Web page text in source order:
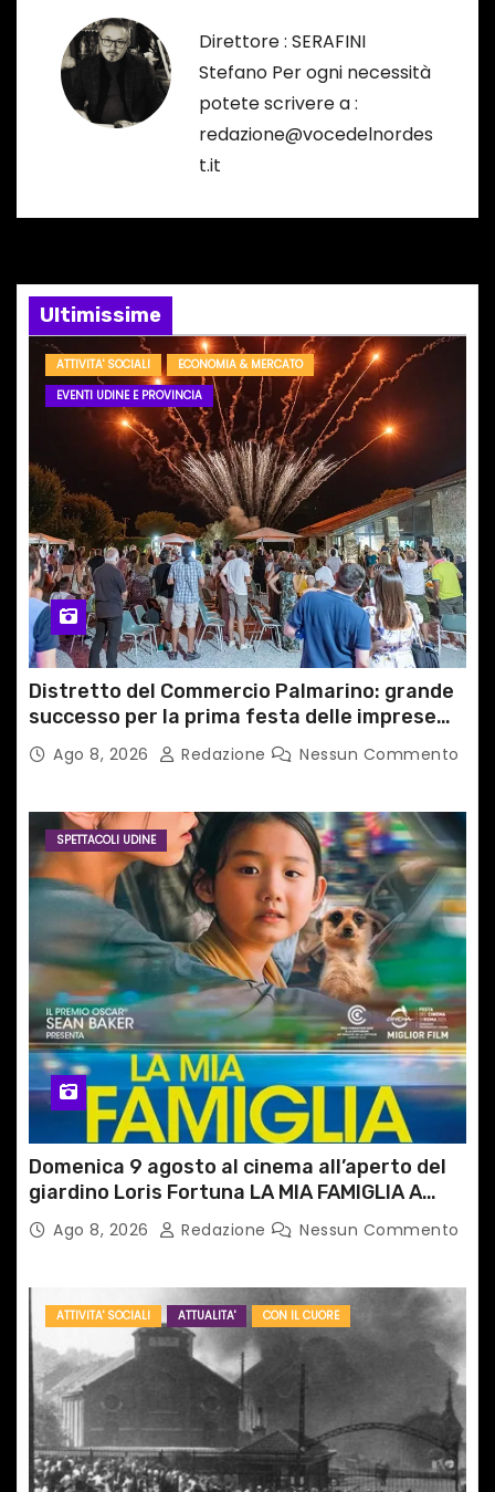
e
a
i
c
o
l
i
Direttore : SERAFINI
Stefano Per ogni necessità
potete scrivere a :
redazione@vocedelnordes
t.it
Ultimissime
ATTIVITA' SOCIALI
ECONOMIA & MERCATO
EVENTI UDINE E PROVINCIA
Distretto del Commercio Palmarino: grande
successo per la prima festa delle imprese
del territorio
Ago 8, 2026 Redazione Nessun Commento
SPETTACOLI UDINE
Domenica 9 agosto al cinema all’aperto del
giardino Loris Fortuna LA MIA FAMIGLIA A
TAIPEIAgo 8, 2026 Redazione Nessun Commento
ATTIVITA' SOCIALI ATTUALITA' CON IL CUORE